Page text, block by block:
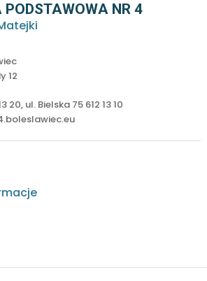
NR 4
12
20, ul. Bielska 75 612 13 10